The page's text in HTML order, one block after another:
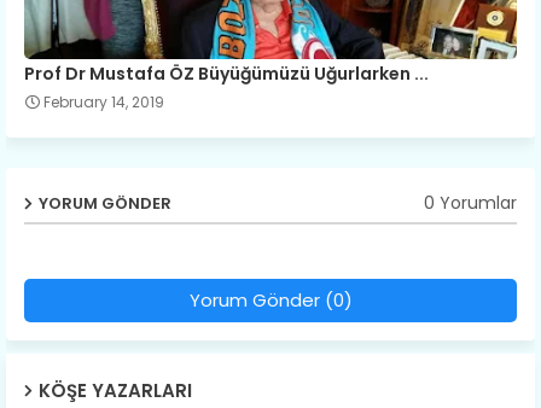
Prof Dr Mustafa ÖZ Büyüğümüzü Uğurlarken ...
February 14, 2019
YORUM GÖNDER 0 Yorumlar
Yorum Gönder (0)
KÖŞE YAZARLARI